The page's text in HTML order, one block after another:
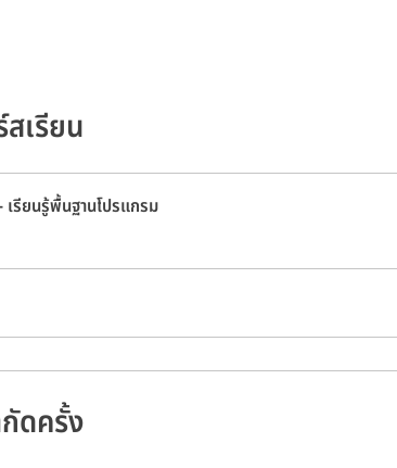
เรียน
รียนรู้พื้นฐานโปรแกรม
กัดครั้ง